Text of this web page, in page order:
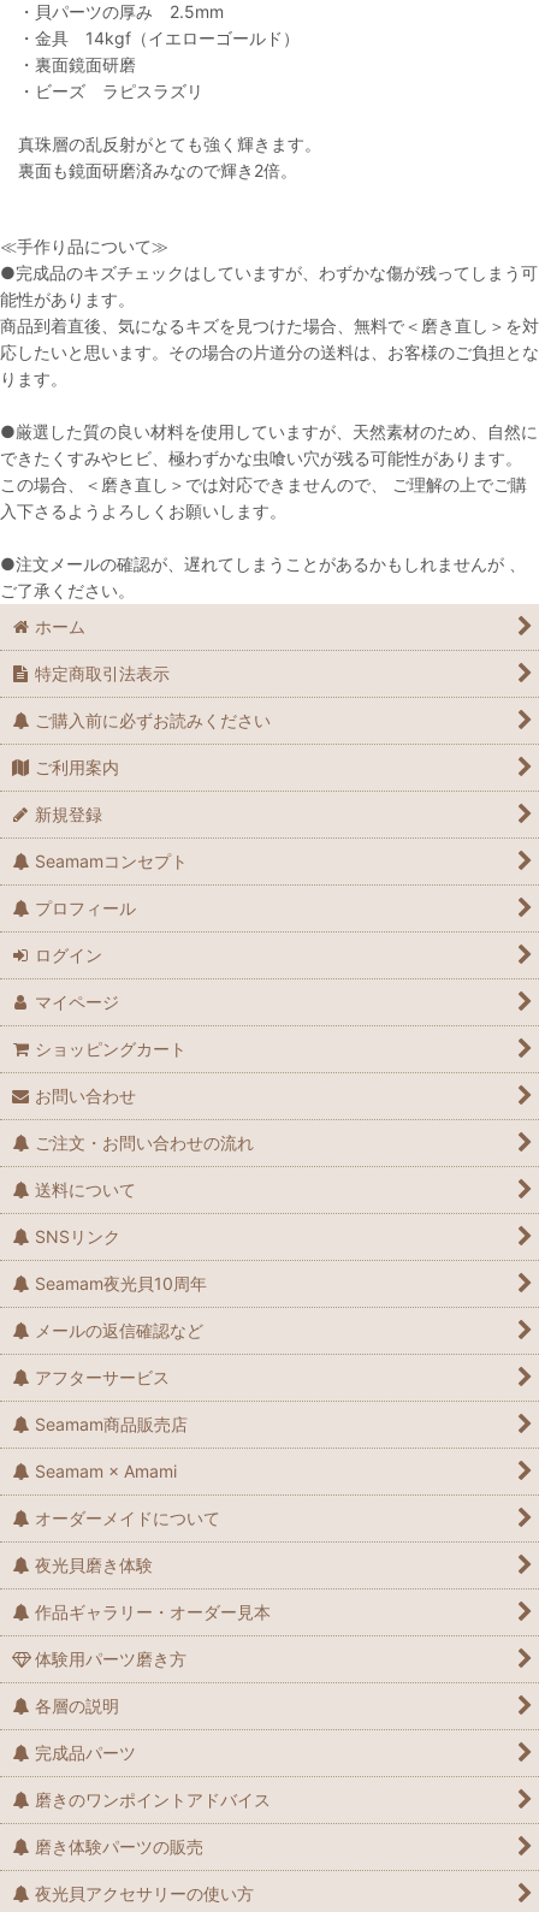
・貝パーツの厚み 2.5mm
・金具 14kgf（イエローゴールド）
・裏面鏡面研磨
・ビーズ ラピスラズリ
真珠層の乱反射がとても強く輝きます。
裏面も鏡面研磨済みなので輝き2倍。
≪手作り品について≫
●完成品のキズチェックはしていますが、わずかな傷が残ってしまう可
能性があります。
商品到着直後、気になるキズを見つけた場合、無料で＜磨き直し＞を対
応したいと思います。その場合の片道分の送料は、お客様のご負担とな
ります。
●厳選した質の良い材料を使用していますが、天然素材のため、自然に
できたくすみやヒビ、極わずかな虫喰い穴が残る可能性があります。
この場合、＜磨き直し＞では対応できませんので、 ご理解の上でご購
入下さるようよろしくお願いします。
●注文メールの確認が、遅れてしまうことがあるかもしれませんが 、
ご了承ください。
ホーム
特定商取引法表示
ご購入前に必ずお読みください
ご利用案内
新規登録
Seamamコンセプト
プロフィール
ログイン
マイページ
ショッピングカート
お問い合わせ
ご注文・お問い合わせの流れ
送料について
SNSリンク
Seamam夜光貝10周年
メールの返信確認など
アフターサービス
Seamam商品販売店
Seamam × Amami
オーダーメイドについて
夜光貝磨き体験
作品ギャラリー・オーダー見本
体験用パーツ磨き方
各層の説明
完成品パーツ
磨きのワンポイントアドバイス
磨き体験パーツの販売
夜光貝アクセサリーの使い方